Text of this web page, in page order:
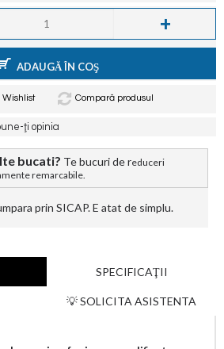
+
ADAUGĂ ÎN COŞ
Wishlist Compară produsul
ţi opinia
bucati? Te bucuri de reduceri
remarcabile.
prin SICAP. E atat de simplu.
SPECIFICAŢII
💡 SOLICITA ASISTENTA